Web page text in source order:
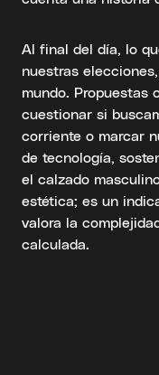
Al final del día, lo
nuestras
mundo. Propuestas
cuestionar si
corriente o marcar
de tecnología,
el calzado
estética; es un
valora la
calculada.